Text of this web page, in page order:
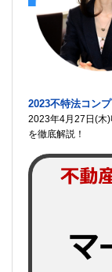
2023不特法コン
2023年4月27日(木
を徹底解説！